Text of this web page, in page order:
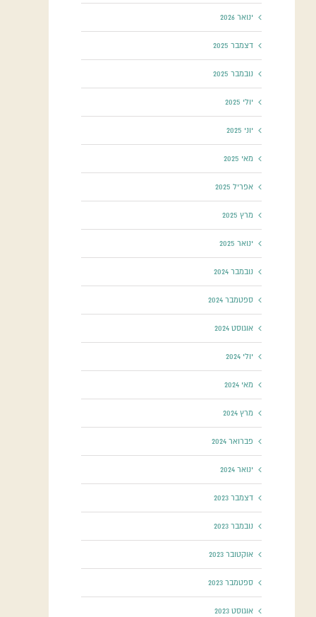
ינואר 2026
דצמבר 2025
נובמבר 2025
יולי 2025
יוני 2025
מאי 2025
אפריל 2025
מרץ 2025
ינואר 2025
נובמבר 2024
ספטמבר 2024
אוגוסט 2024
יולי 2024
מאי 2024
מרץ 2024
פברואר 2024
ינואר 2024
דצמבר 2023
נובמבר 2023
אוקטובר 2023
ספטמבר 2023
אוגוסט 2023